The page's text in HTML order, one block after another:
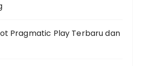
Pragmatic Play Terbaru dan